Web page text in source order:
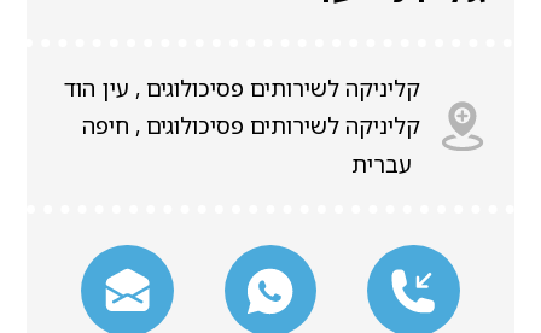
קליניקה לשירותים פסיכולוגים , עין הוד
קליניקה לשירותים פסיכולוגים , חיפה
עברית